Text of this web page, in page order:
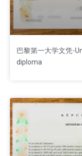
巴黎第一大学文凭-
diploma